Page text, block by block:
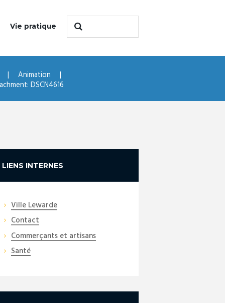
Vie pratique
Animation
DSCN4616
LIENS INTERNES
Ville Lewarde
Contact
Commerçants et artisans
Santé